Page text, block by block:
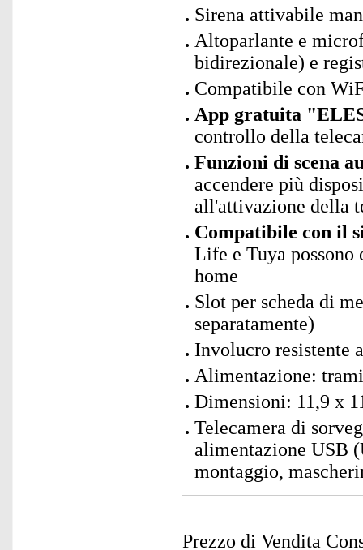
Sirena attivabile
Altoparlante e
bidirezionale) e
Compatibile con
App gratuita
controllo della
Funzioni di scena
accendere più
all'attivazione della
Compatibile con il
Life e Tuya possono
home
Slot per scheda di
separatamente)
Involucro resistente
Alimentazione:
Dimensioni: 11,9 x
Telecamera di
alimentazione USB
montaggio,
Prezzo di Vendita